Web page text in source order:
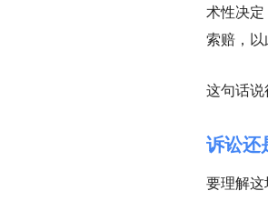
术性决
索赔，
这句话
诉讼还
要理解这